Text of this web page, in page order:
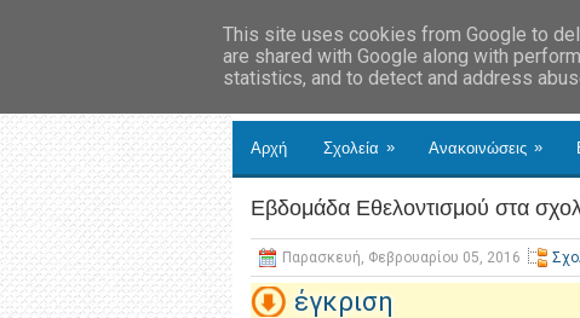
Αρχή Σχολεία » Ανακοινώσεις »
Εβδομάδα Εθελοντισμού στα
Παρασκευή, Φεβρουαρίου 05, 2016
έγκριση
This site uses cookies from Google to
are shared with Google along with
statistics, and to detect and address